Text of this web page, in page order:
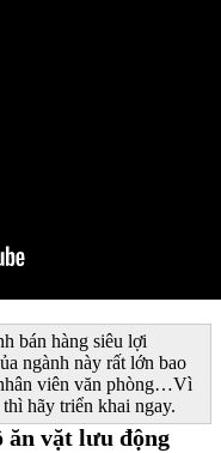
bán hàng siêu lợi
ngành này rất lớn bao
viên văn phòng…Vì
hãy triển khai ngay.
ăn vặt lưu động